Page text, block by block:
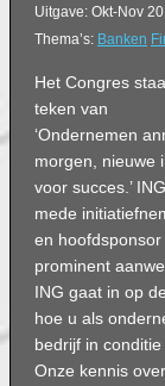
Uitgave: Okt-Nov
Thema’s: Banken
Het Congres
teken van
‘Ondernemen
morgen, nieuwe
voor succes.’
mede
en hoofdsponsor
prominent
ING gaat in op
hoe u als
bedrijf in conditie
Onze kennis